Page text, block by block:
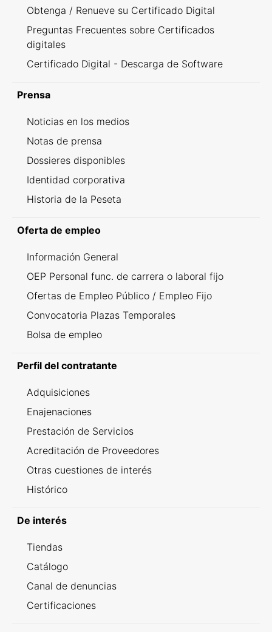
Obtenga / Renueve su Certificado Digital
Preguntas Frecuentes sobre Certificados
digitales
Certificado Digital - Descarga de Software
Prensa
Noticias en los medios
Notas de prensa
Dossieres disponibles
Identidad corporativa
Historia de la Peseta
Oferta de empleo
Información General
OEP Personal func. de carrera o laboral fijo
Ofertas de Empleo Público / Empleo Fijo
Convocatoria Plazas Temporales
Bolsa de empleo
Perfil del contratante
Adquisiciones
Enajenaciones
Prestación de Servicios
Acreditación de Proveedores
Otras cuestiones de interés
Histórico
De interés
Tiendas
Catálogo
Canal de denuncias
Certificaciones